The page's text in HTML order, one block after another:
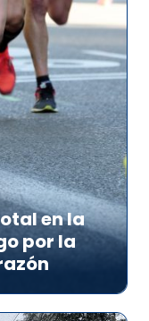
en la
por la